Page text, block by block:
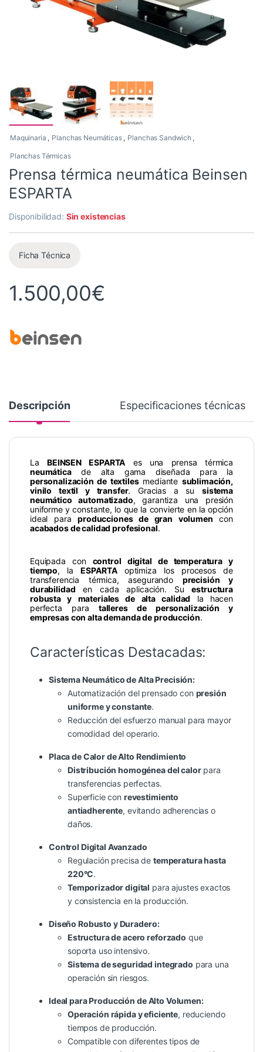
Maquinaria , Planchas Neumáticas , Planchas Sandwich ,
Planchas Térmicas
Prensa térmica neumática Beinsen
ESPARTA
Disponibilidad: Sin existencias
Ficha Técnica
1.500,00€
Descripción Especificaciones técnicas
LaBEINSEN ESPARTA es una prensa térmica
neumáticade alta gama diseñada para la
personalización de textilesmediante sublimación,
vinilo textil y transfer. Gracias a su sistema
neumático automatizado, garantiza una presión
uniforme y constante, lo que la convierte en la opción
ideal paraproducciones de gran volumen con
acabados de calidad profesional.
Equipada con control digital de temperatura y
tiempo, laESPARTAoptimiza los procesos de
transferencia térmica, asegurando precisión y
durabilidad en cada aplicación. Suestructura
robusta y materiales de alta calidad la hacen
perfecta para talleres de personalización y
empresas con alta demanda de producción.
Características Destacadas:
Sistema Neumático de Alta Precisión:
Automatización del prensado con presión
uniforme y constante.
Reducción del esfuerzo manual para mayor
comodidad del operario.
Placa de Calor de Alto Rendimiento
Distribución homogénea del calorpara
transferencias perfectas.
Superficie con revestimiento
antiadherente, evitando adherencias o
daños.
Control Digital Avanzado
Regulación precisa de temperatura hasta
220°C.
Temporizador digital para ajustes exactos
y consistencia en la producción.
Diseño Robusto y Duradero:
Estructura de acero reforzado que
soporta uso intensivo.
Sistema de seguridad integrado para una
operación sin riesgos.
Ideal para Producción de Alto Volumen:
Operación rápida y eficiente, reduciendo
tiempos de producción.
Compatible con diferentes tipos de